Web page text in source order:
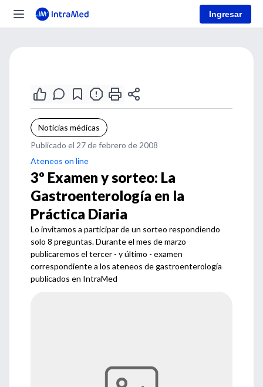
Ingresar
Noticias médicas
Publicado el 27 de febrero de 2008
Ateneos on line
3º Examen y sorteo: La
Gastroenterología en la
Práctica Diaria
Lo invitamos a participar de un sorteo respondiendo
solo 8 preguntas. Durante el mes de marzo
publicaremos el tercer - y último - examen
correspondiente a los ateneos de gastroenterología
publicados en IntraMed